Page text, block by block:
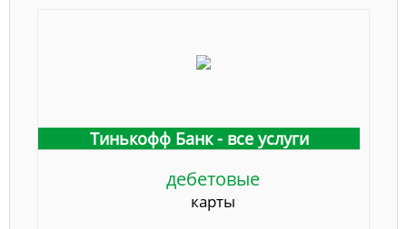
Тинькофф Банк - все услуги
дебетовые
карты